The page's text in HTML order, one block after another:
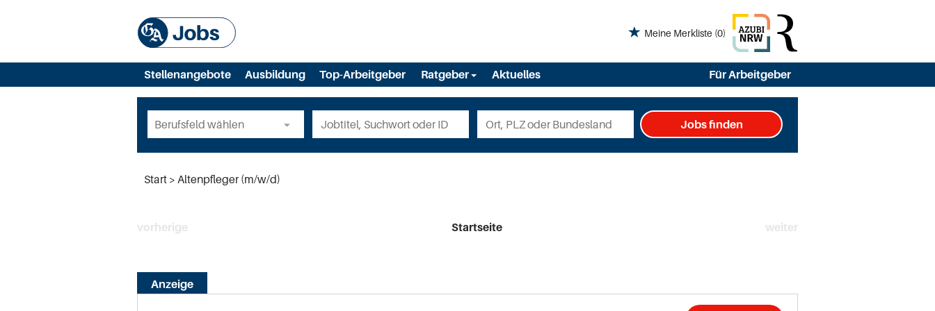
Meine Merkliste (0)
Stellenangebote Ausbildung Top-Arbeitgeber Ratgeber Aktuelles Für Arbeitgeber
Jobs finden
Start Altenpfleger (m/w/d)
vorherige Startseite weiter
Anzeige